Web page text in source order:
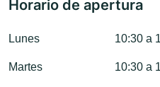
Horario de apertura
Lunes 10:30 a
Martes 10:30 a